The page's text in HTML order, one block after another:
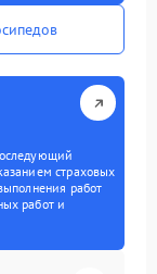
страховых
работ
работ и